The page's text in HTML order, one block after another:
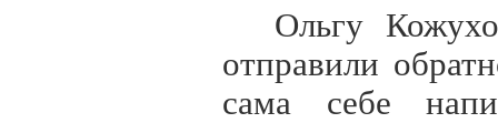
Ольгу
отправили
сама себе